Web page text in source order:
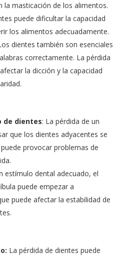
la masticación de los alimentos.
puede dificultar la capacidad
los alimentos adecuadamente.
dientes también son esenciales
correctamente. La pérdida
la dicción y la capacidad
de dientes: La pérdida de un
que los dientes adyacentes se
provocar problemas de
estímulo dental adecuado, el
puede empezar a
puede afectar la estabilidad de
La pérdida de dientes puede